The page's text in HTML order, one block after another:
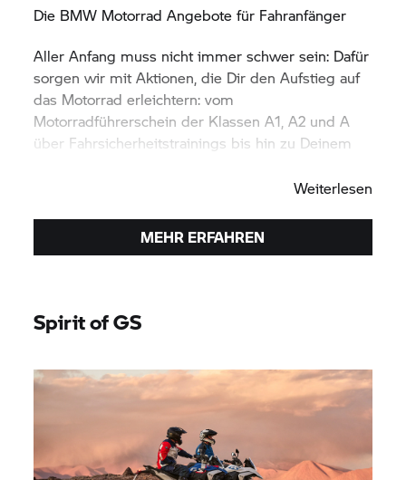
Die BMW Motorrad Angebote für Fahranfänger
Aller Anfang muss nicht immer schwer sein: Dafür
sorgen wir mit Aktionen, die Dir den Aufstieg auf
das Motorrad erleichtern: vom
Motorradführerschein der Klassen A1, A2 und A
über Fahrsicherheitstrainings bis hin zu Deinem
Weiterlesen
MEHR ERFAHREN
Spirit of GS